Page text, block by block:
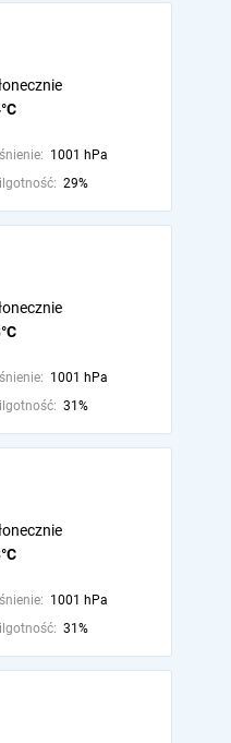
1001 hPa
29%
1001 hPa
31%
1001 hPa
31%